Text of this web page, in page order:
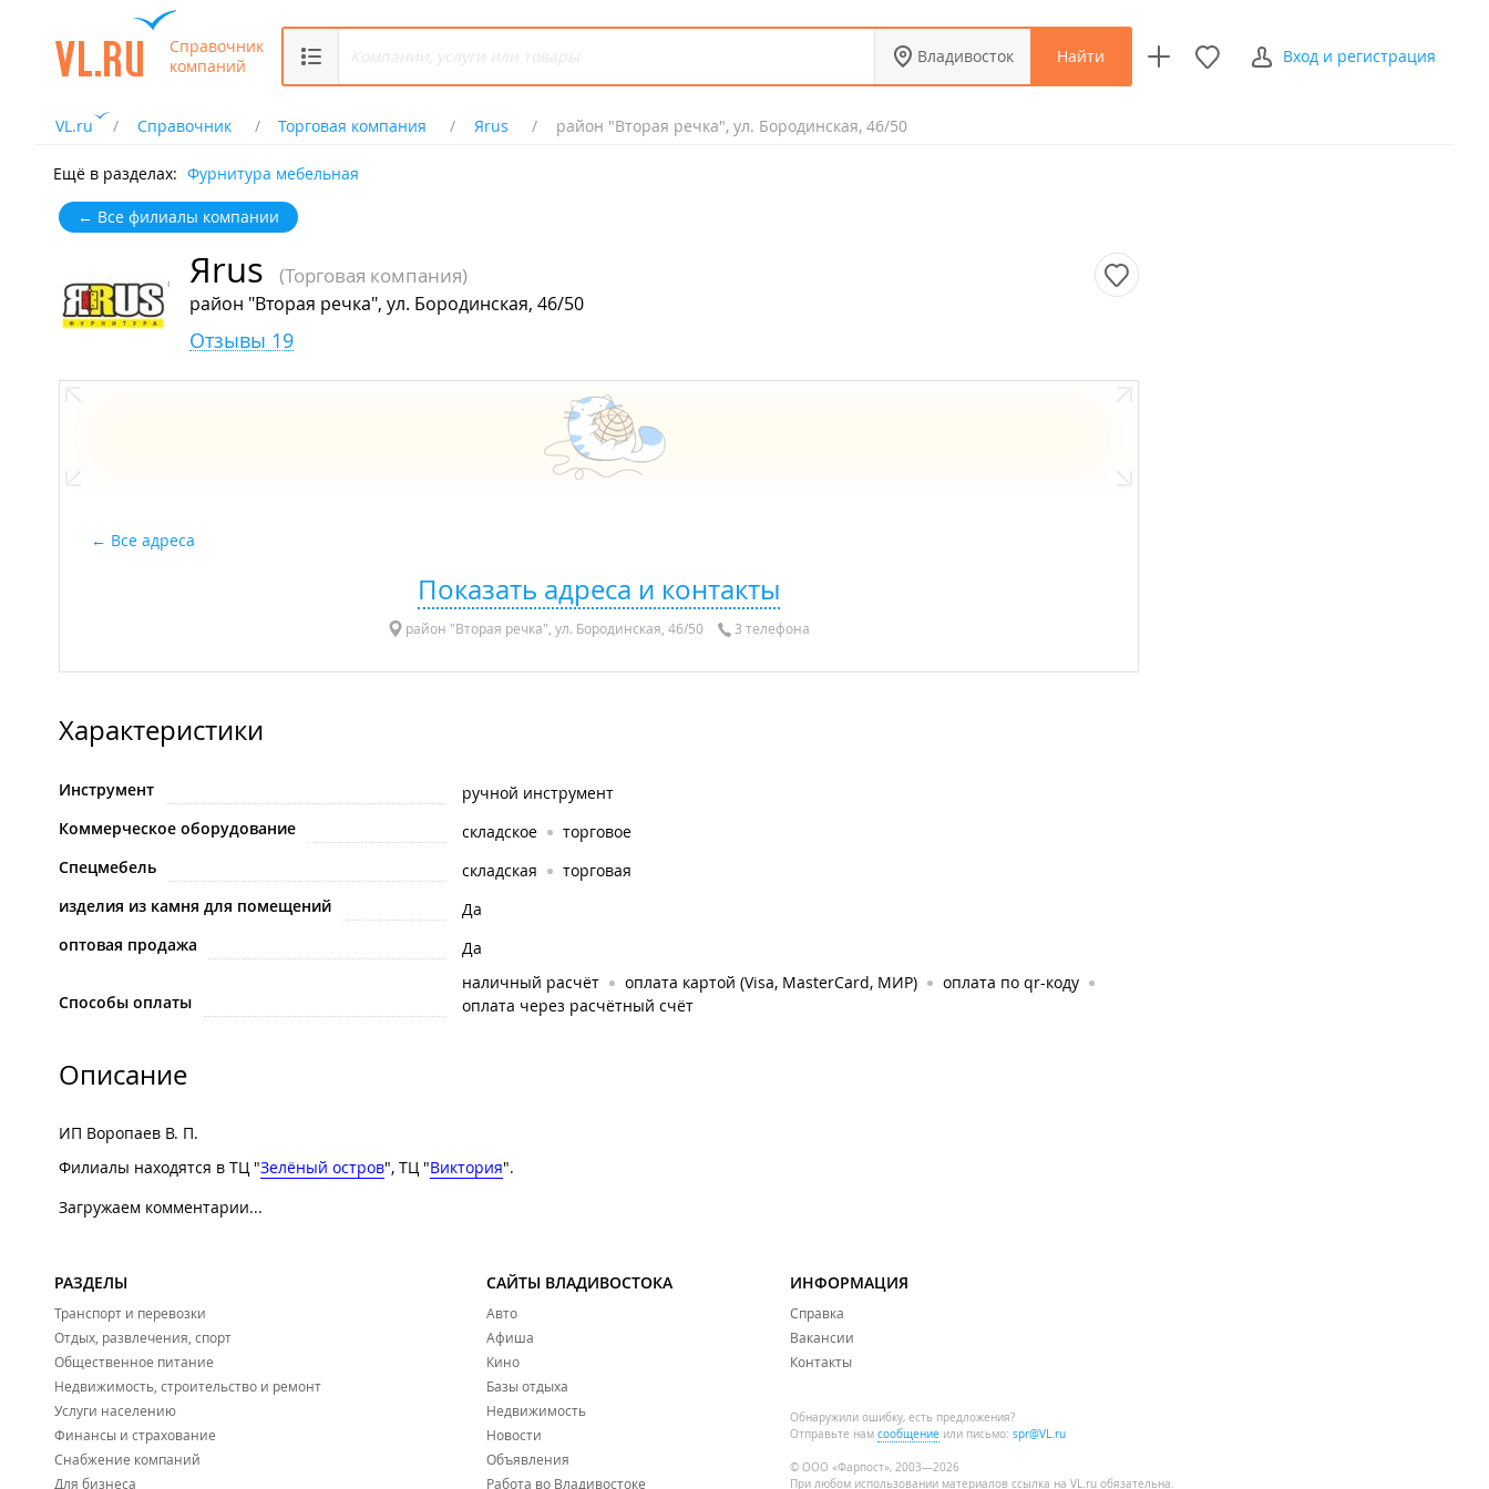
Справочник
компаний
Владивосток Найти Вход и регистрация
VL.ru Справочник Торговая компания Яrus район "Вторая речка", ул. Бородинская, 46/50
Ещё в разделах: Фурнитура мебельная
← Все филиалы компании
Яrus (Торговая компания)
район "Вторая речка", ул. Бородинская, 46/50
Отзывы 19
Все адреса
Показать адреса и контакты
район "Вторая речка", ул. Бородинская, 46/50 3 телефона
Характеристики
Инструмент
ручной инструмент
Коммерческое оборудование
складское
торговое
Спецмебель
складская
торговая
изделия из камня для помещений
Да
оптовая продажа
Да
Способы оплаты
наличный расчёт оплата картой (Visa, MasterCard, МИР)
оплата по qr-коду
оплата через расчётный счёт
Описание
ИП Воропаев В. П.
Филиалы находятся в ТЦ "Зелёный остров", ТЦ "Виктория".
Загружаем комментарии...
РАЗДЕЛЫ
Транспорт и перевозки
Отдых, развлечения, спорт
Общественное питание
Недвижимость, строительство и ремонт
Услуги населению
Финансы и страхование
Снабжение компаний
Для бизнеса
САЙТЫ ВЛАДИВОСТОКА
Авто
Афиша
Кино
Базы отдыха
Недвижимость
Новости
Объявления
Работа во Владивостоке
ИНФОРМАЦИЯ
Справка
Вакансии
Контакты
Обнаружили ошибку, есть предложения?
Отправьте нам сообщение или письмо: spr@VL.ru
© ООО «Фарпост», 2003—2026
При любом использовании материалов ссылка на VL.ru обязательна.